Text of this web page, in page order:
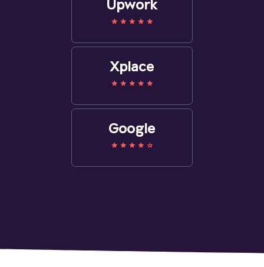
Upwork
Xplace
Google